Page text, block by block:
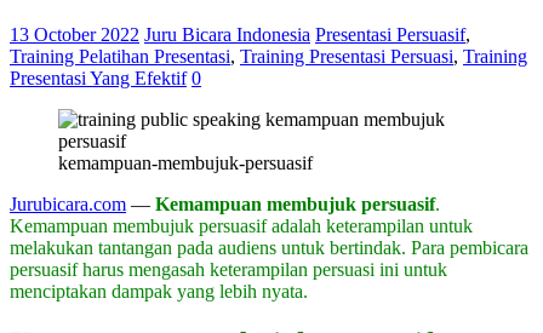
13 October 2022 Juru Bicara Indonesia Presentasi Persuasif,
Training Pelatihan Presentasi, Training Presentasi Persuasi, Training
Presentasi Yang Efektif 0
kemampuan-membujuk-persuasif
Jurubicara.com — Kemampuan membujuk persuasif.
Kemampuan membujuk persuasif adalah keterampilan untuk
melakukan tantangan pada audiens untuk bertindak. Para pembicara
persuasif harus mengasah keterampilan persuasi ini untuk
menciptakan dampak yang lebih nyata.